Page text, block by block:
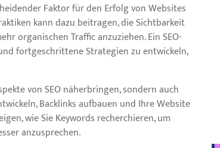
Faktor für den Erfolg von Websites
kann dazu beitragen, die Sichtbarkeit
organischen Traffic anzuziehen. Ein SEO-
fortgeschrittene Strategien zu entwickeln,
von SEO näherbringen, sondern auch
Backlinks aufbauen und Ihre Website
wie Sie Keywords recherchieren, um
anzusprechen.